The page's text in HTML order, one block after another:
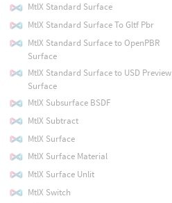
MtlX Standard Surface
MtlX Standard Surface To Gltf Pbr
MtlX Standard Surface to OpenPBR
Surface
MtlX Standard Surface to USD Preview
Surface
MtlX Subsurface BSDF
MtlX Subtract
MtlX Surface
MtlX Surface Material
MtlX Surface Unlit
MtlX Switch